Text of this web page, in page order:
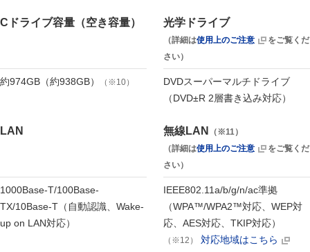
Cドライブ容量（空き容量）
約974GB（約938GB） （※10）
光学ドライブ
（詳細は使用上のご注意
をご覧くだ
さい）
DVDスーパーマルチドライブ
（DVD±R 2層書き込み対応）
LAN
1000Base-T/100Base-
TX/10Base-T（自動認識、Wake-
up on LAN対応）
無線LAN
（※11）
（詳細は使用上のご注意
をご覧くだ
さい）
IEEE802.11a/b/g/n/ac準拠
（WPA™/WPA2™対応、WEP対
応、AES対応、TKIP対応）
（※12） 対応地域はこちら